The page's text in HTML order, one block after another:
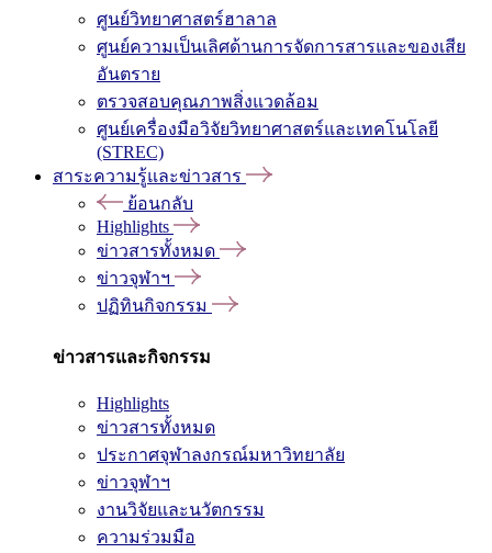
ศูนย์วิทยาศาสตร์ฮาลาล
ศูนย์ความเป็นเลิศด้านการจัดการสารและของเสีย
อันตราย
ตรวจสอบคุณภาพสิ่งแวดล้อม
ศูนย์เครื่องมือวิจัยวิทยาศาสตร์และเทคโนโลยี
(STREC)
สาระความรู้และข่าวสาร
ย้อนกลับ
Highlights
ข่าวสารทั้งหมด
ข่าวจุฬาฯ
ปฏิทินกิจกรรม
ข่าวสารและกิจกรรม
Highlights
ข่าวสารทั้งหมด
ประกาศจุฬาลงกรณ์มหาวิทยาลัย
ข่าวจุฬาฯ
งานวิจัยและนวัตกรรม
ความร่วมมือ